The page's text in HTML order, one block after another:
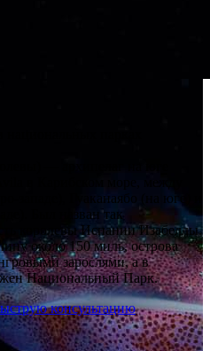
западе), Гуаканаябо (на юге) и
Был назван так
королевы Испании Изабеллы.
около 150 миль, острова
зарослями, а в
Национальный Парк.
консультацию